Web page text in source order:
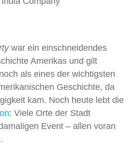
war ein einschneidendes
Amerikas und gilt
als eines der wichtigsten
Geschichte, da
kam. Noch heute lebt die
: Viele Orte der Stadt
Event – allen voran